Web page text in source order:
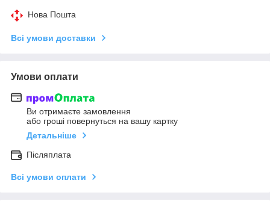
Нова Пошта
Всі умови доставки
Умови оплати
Ви отримаєте замовлення
або гроші повернуться на вашу картку
Детальніше
Післяплата
Всі умови оплати